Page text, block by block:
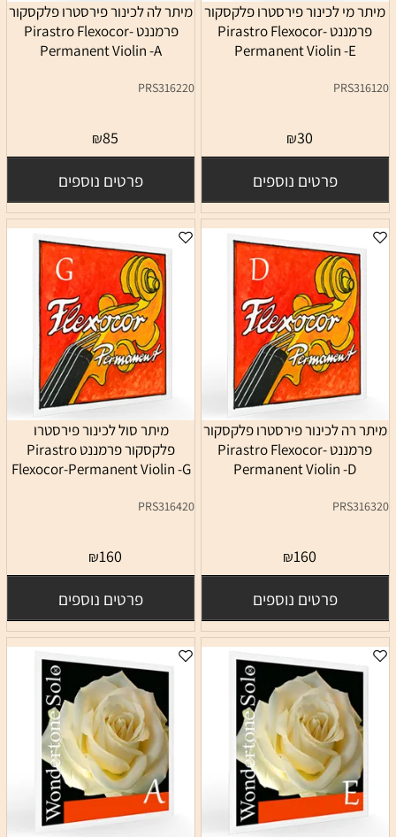
מיתר מי לכינור פירסטרו פלקסקור
פרמננט Pirastro Flexocor-
Permanent Violin -E
PRS316120
₪30
פרטים נוספים
מיתר לה לכינור פירסטרו פלקסקור
פרמננט Pirastro Flexocor-
Permanent Violin -A
PRS316220
₪85
פרטים נוספים
מיתר רה לכינור פירסטרו פלקסקור
פרמננט Pirastro Flexocor-
Permanent Violin -D
PRS316320
₪160
פרטים נוספים
מיתר סול לכינור פירסטרו
פלקסקור פרמננט Pirastro
Flexocor-Permanent Violin -G
PRS316420
₪160
פרטים נוספים